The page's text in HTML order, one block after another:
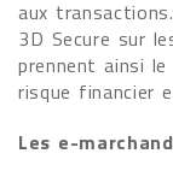
aux
3D Secure sur
prennent ainsi
risque financier
Les e-